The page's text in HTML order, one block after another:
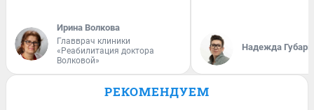
Ирина Волкова
Главврач клиники
«Реабилитация доктора
Волковой»
Надежда Губарь
РЕКОМЕНДУЕМ